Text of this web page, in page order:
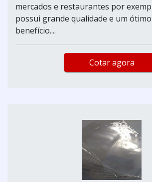
mercados e restaurantes por
possui grande qualidade e um
benefício....
Cotar agora